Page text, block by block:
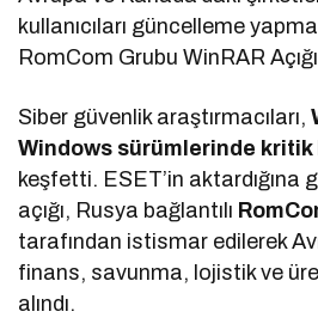
kullanıcıları güncelleme
RomCom Grubu WinRAR
Siber güvenlik araştırmacıları,
Windows sürümlerinde kritik
keşfetti. ESET’in aktardığına
açığı, Rusya bağlantılı
tarafından istismar edilerek
finans, savunma, lojistik ve
alındı.